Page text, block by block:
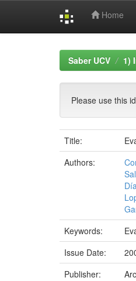
Home
Saber UCV 1)
Please use this
Title:
Authors:
Keywords:
Issue Date:
Publisher: